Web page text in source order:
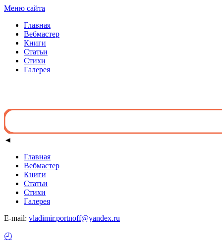
Меню сайта
Главная
Вебмастер
Книги
Статьи
Стихи
Галерея
◄
Главная
Вебмастер
Книги
Статьи
Стихи
Галерея
E-mail: vladimir.portnoff@yandex.ru
🕘